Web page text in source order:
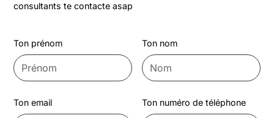
consultants te contacte asap
Ton prénom Ton nom
Ton email Ton numéro de téléphone